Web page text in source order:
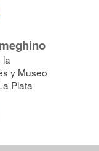
la
y Museo
Plata